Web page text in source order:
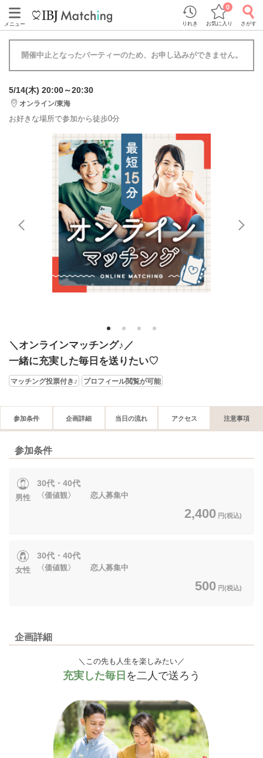
メニュー りれき お気に入り
0
さがす
開催中止となったパーティーのため、お申し込みができません。
5/14(木) 20:00～20:30
オンライン/東海
お好きな場所で参加から徒歩0分
1 2 3 4
＼オンラインマッチング♪／
一緒に充実した毎日を送りたい♡
マッチング投票付き♪ プロフィール閲覧が可能
参加条件 企画詳細 当日の流れ アクセス 注意事項
参加条件
男性
30代・40代
〈価値観〉 恋人募集中
2,400 円(税込)
女性
30代・40代
〈価値観〉 恋人募集中
500 円(税込)
企画詳細
＼この先も人生を楽しみたい／
充実した毎日 を二人で送ろう